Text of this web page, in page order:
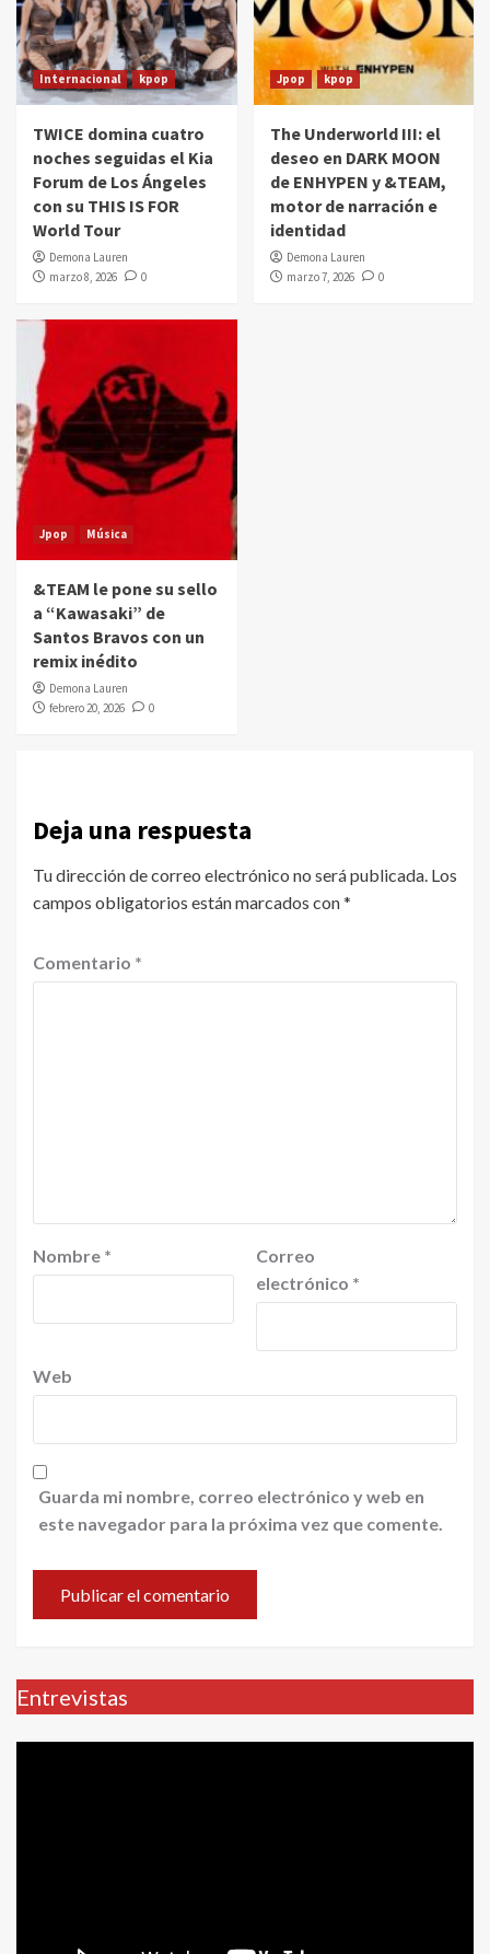
Internacional kpop
TWICE domina cuatro
noches seguidas el Kia
Forum de Los Ángeles
con su THIS IS FOR
World Tour
Demona Lauren
marzo 8, 2026
0
Jpop kpop
The Underworld III: el
deseo en DARK MOON
de ENHYPEN y &TEAM,
motor de narración e
identidad
Demona Lauren
marzo 7, 2026
0
Jpop Música
&TEAM le pone su sello
a “Kawasaki” de
Santos Bravos con un
remix inédito
Demona Lauren
febrero 20, 2026
0
Deja una respuesta
Tu dirección de correo electrónico no será publicada. Los
campos obligatorios están marcados con*
Comentario *
Nombre *
Correo
electrónico *
Web
Guarda mi nombre, correo electrónico y web en
este navegador para la próxima vez que comente.
Entrevistas